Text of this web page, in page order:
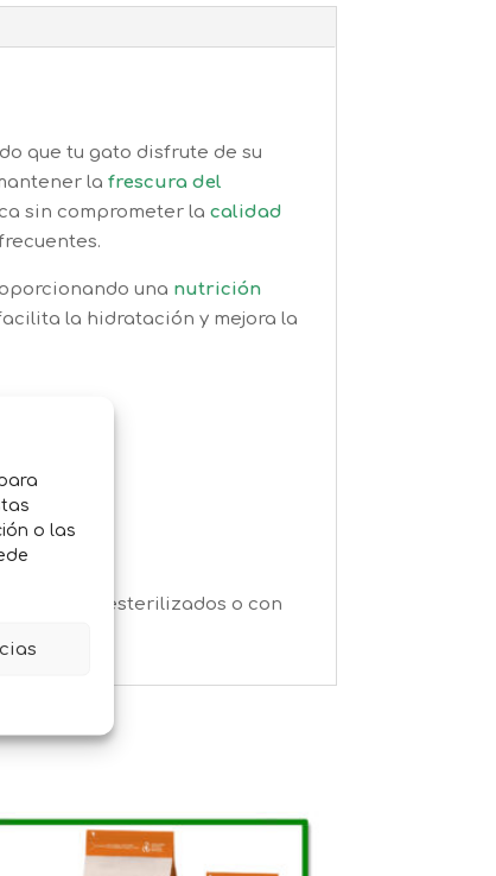
o las
que tu gato disfrute de su
lafrescura del
sin comprometer la calidad
una nutrición
la hidratación y mejora la
adultos, esterilizados o con